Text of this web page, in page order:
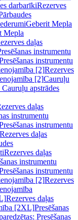
darbarīkiRezerves
Geberit Mepla
Mepla
daļas
instrumentu
instrumentu
[2]Rezerves
[2]Cauruļu
Cauruļu apstrādes
daļas
instrumentu
instrumentu
Rezerves daļas
Rezerves daļas
instrumentu
instrumentu
[2]Rezerves
Rezerves daļas
[2XL]Presēšanas
Presēšanas